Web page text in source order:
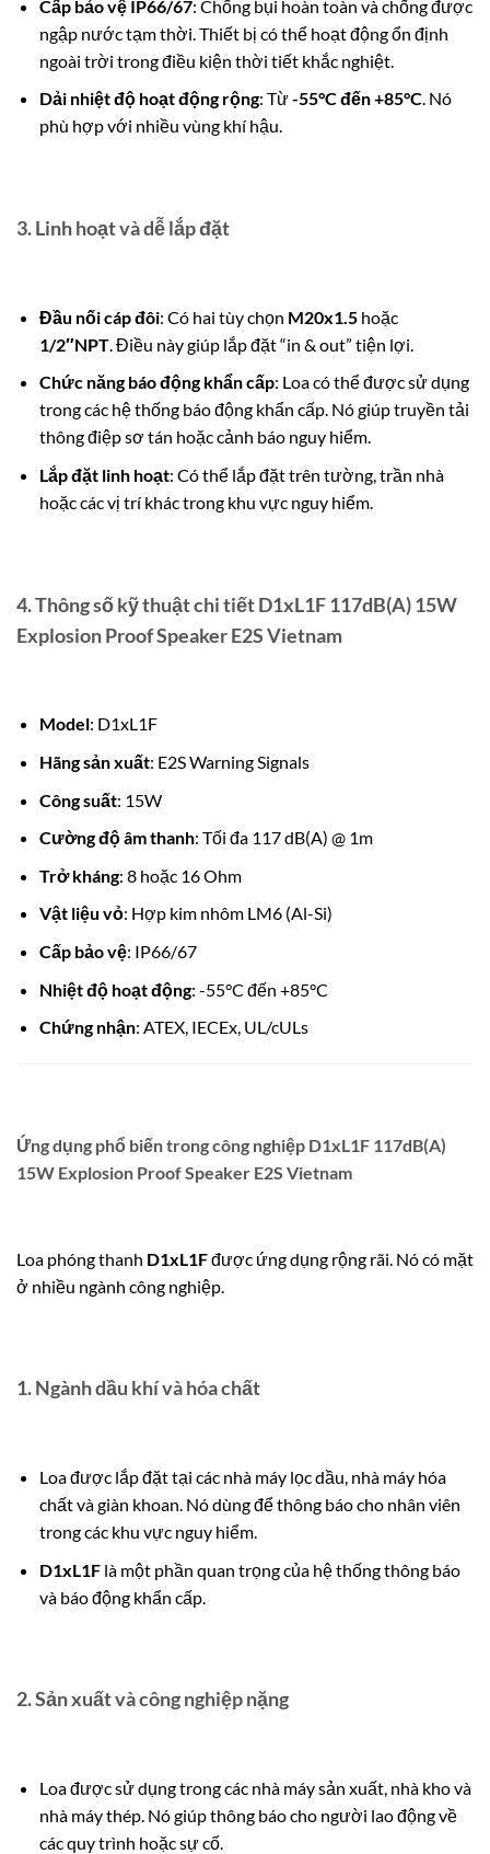
Cấp bảo vệ IP66/67: Chống bụi hoàn toàn và chống được
ngập nước tạm thời. Thiết bị có thể hoạt động ổn định
ngoài trời trong điều kiện thời tiết khắc nghiệt.
Dải nhiệt độ hoạt động rộng: Từ-55°C đến +85°C. Nó
phù hợp với nhiều vùng khí hậu.
3.Linh hoạt và dễ lắp đặt
Đầu nối cáp đôi: Có hai tùy chọn M20x1.5hoặc
1/2″NPT. Điều này giúp lắp đặt “in & out” tiện lợi.
Chức năng báo động khẩn cấp: Loa có thể được sử dụng
trong các hệ thống báo động khẩn cấp. Nó giúp truyền tải
thông điệp sơ tán hoặc cảnh báo nguy hiểm.
Lắp đặt linh hoạt: Có thể lắp đặt trên tường, trần nhà
hoặc các vị trí khác trong khu vực nguy hiểm.
4.Thông số kỹ thuật chi tiết D1xL1F 117dB(A) 15W
Explosion Proof Speaker E2S Vietnam
Model: D1xL1F
Hãng sản xuất: E2S Warning Signals
Công suất: 15W
Cường độ âm thanh: Tối đa 117 dB(A) @ 1m
Trở kháng: 8 hoặc 16 Ohm
Vật liệu vỏ: Hợp kim nhôm LM6 (Al-Si)
Cấp bảo vệ: IP66/67
Nhiệt độ hoạt động: -55°C đến +85°C
Chứng nhận: ATEX, IECEx, UL/cULs
Ứng dụng phổ biến trong công nghiệp D1xL1F 117dB(A)
15W Explosion Proof Speaker E2S Vietnam
Loa phóng thanh D1xL1Fđược ứng dụng rộng rãi. Nó có mặt
ở nhiều ngành công nghiệp.
1.Ngành dầu khí và hóa chất
Loa được lắp đặt tại các nhà máy lọc dầu, nhà máy hóa
chất và giàn khoan. Nó dùng để thông báo cho nhân viên
trong các khu vực nguy hiểm.
D1xL1Flà một phần quan trọng của hệ thống thông báo
và báo động khẩn cấp.
2.Sản xuất và công nghiệp nặng
Loa được sử dụng trong các nhà máy sản xuất, nhà kho và
nhà máy thép. Nó giúp thông báo cho người lao động về
các quy trình hoặc sự cố.